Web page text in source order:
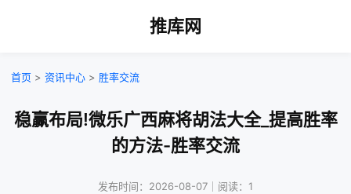
推库网
首页 > 资讯中心 > 胜率交流
稳赢布局!微乐广西麻将胡法大全_提高胜率
的方法-胜率交流
发布时间：2026-08-07｜阅读：1